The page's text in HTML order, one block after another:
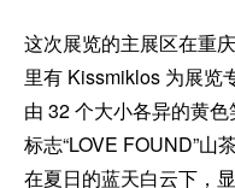
这次展览的主展区在重
里有 Kissmiklos 为展览
由 32 个大小各异的黄
标志“LOVE FOUND”山
在夏日的蓝天白云下，显